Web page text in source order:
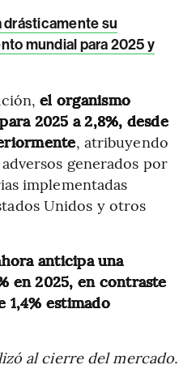
drásticamente su
mundial para 2025 y
el organismo
2025 a 2,8%, desde
, atribuyendo
generados por
implementadas
Unidos y otros
anticipa una
en 2025, en contraste
estimado
al cierre del mercado.